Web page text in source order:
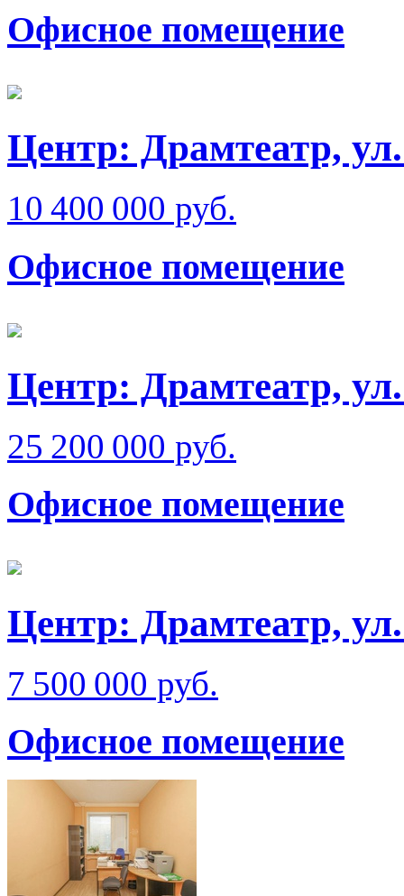
Офисное помещение
Центр: Драмтеатр,
10 400 000 руб.
Офисное помещение
Центр: Драмтеатр,
25 200 000 руб.
Офисное помещение
Центр: Драмтеатр,
7 500 000 руб.
Офисное помещение